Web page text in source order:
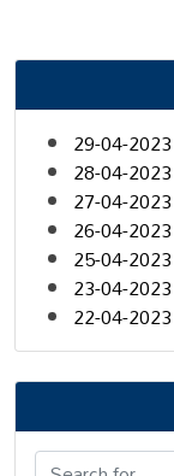
29-04-2023
28-04-2023
27-04-2023
26-04-2023
25-04-2023
23-04-2023
22-04-2023